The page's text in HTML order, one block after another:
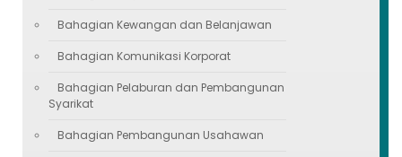
Bahagian Kewangan dan Belanjawan
Bahagian Komunikasi Korporat
Bahagian Pelaburan dan Pembangunan
Syarikat
Bahagian Pembangunan Usahawan